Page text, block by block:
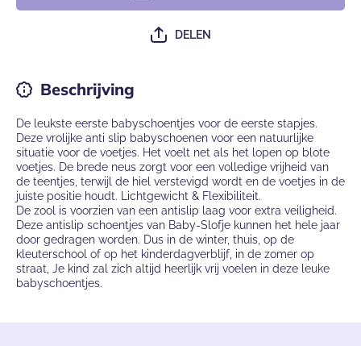
DELEN
Beschrijving
De leukste eerste babyschoentjes voor de eerste stapjes.
Deze vrolijke anti slip babyschoenen voor een natuurlijke
situatie voor de voetjes. Het voelt net als het lopen op blote
voetjes. De brede neus zorgt voor een volledige vrijheid van
de teentjes, terwijl de hiel verstevigd wordt en de voetjes in de
juiste positie houdt. Lichtgewicht & Flexibiliteit.
De zool is voorzien van een antislip laag voor extra veiligheid.
Deze antislip schoentjes van Baby-Slofje kunnen het hele jaar
door gedragen worden. Dus in de winter, thuis, op de
kleuterschool of op het kinderdagverblijf, in de zomer op
straat, Je kind zal zich altijd heerlijk vrij voelen in deze leuke
babyschoentjes.